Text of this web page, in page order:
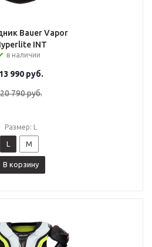
Bauer Vapor
INT
в наличии
13 990руб.
20 790руб.
Размер: L
L M
В корзину